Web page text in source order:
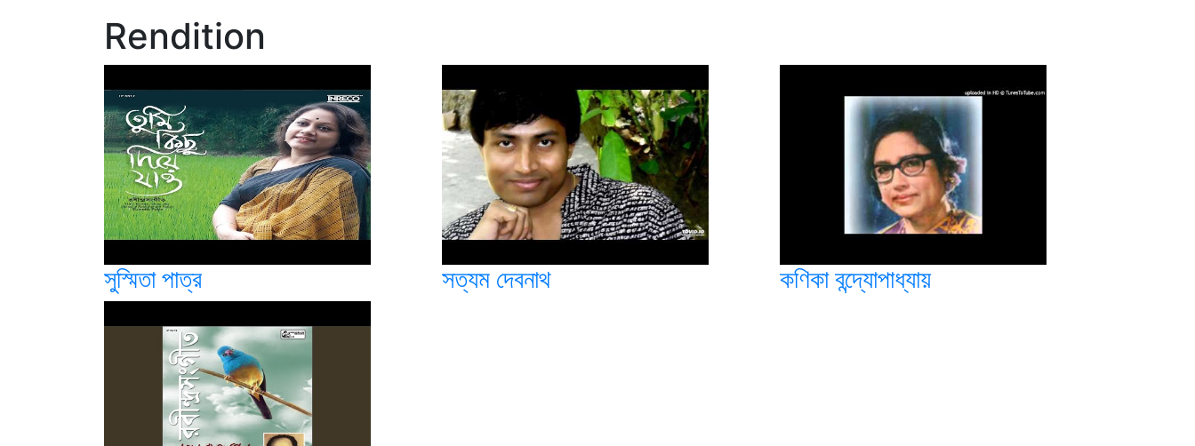
Rendition
সুস্মিতা পাত্র সত্যম দেবনাথ কণিকা বন্দ্যোপাধ্যায়